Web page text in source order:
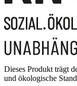
Dieses Produkt trägt
und ökologische